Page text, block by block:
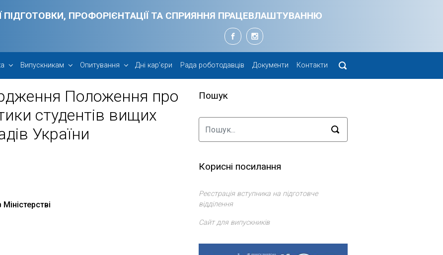
ПІДГОТОВКИ, ПРОФОРІЄНТАЦІЇ ТА СПРИЯННЯ ПРАЦЕВЛАШТУВАННЮ
Випускникам Опитування Дні кар’єри Рада роботодавців Документи Контакти
Положення про
студентів вищих
України
Пошук
Корисні посилання
Реєстрація вступника на підготовче
відділення
Сайт для випускників